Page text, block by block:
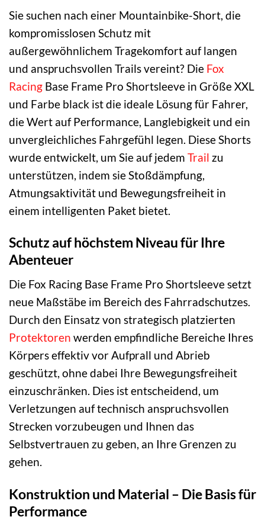
Sie suchen nach einer Mountainbike-Short, die
kompromisslosen Schutz mit
außergewöhnlichem Tragekomfort auf langen
und anspruchsvollen Trails vereint? Die Fox
Racing Base Frame Pro Shortsleeve in Größe XXL
und Farbe black ist die ideale Lösung für Fahrer,
die Wert auf Performance, Langlebigkeit und ein
unvergleichliches Fahrgefühl legen. Diese Shorts
wurde entwickelt, um Sie auf jedem Trail zu
unterstützen, indem sie Stoßdämpfung,
Atmungsaktivität und Bewegungsfreiheit in
einem intelligenten Paket bietet.
Schutz auf höchstem Niveau für Ihre
Abenteuer
Die Fox Racing Base Frame Pro Shortsleeve setzt
neue Maßstäbe im Bereich des Fahrradschutzes.
Durch den Einsatz von strategisch platzierten
Protektoren werden empfindliche Bereiche Ihres
Körpers effektiv vor Aufprall und Abrieb
geschützt, ohne dabei Ihre Bewegungsfreiheit
einzuschränken. Dies ist entscheidend, um
Verletzungen auf technisch anspruchsvollen
Strecken vorzubeugen und Ihnen das
Selbstvertrauen zu geben, an Ihre Grenzen zu
gehen.
Konstruktion und Material – Die Basis für
Performance